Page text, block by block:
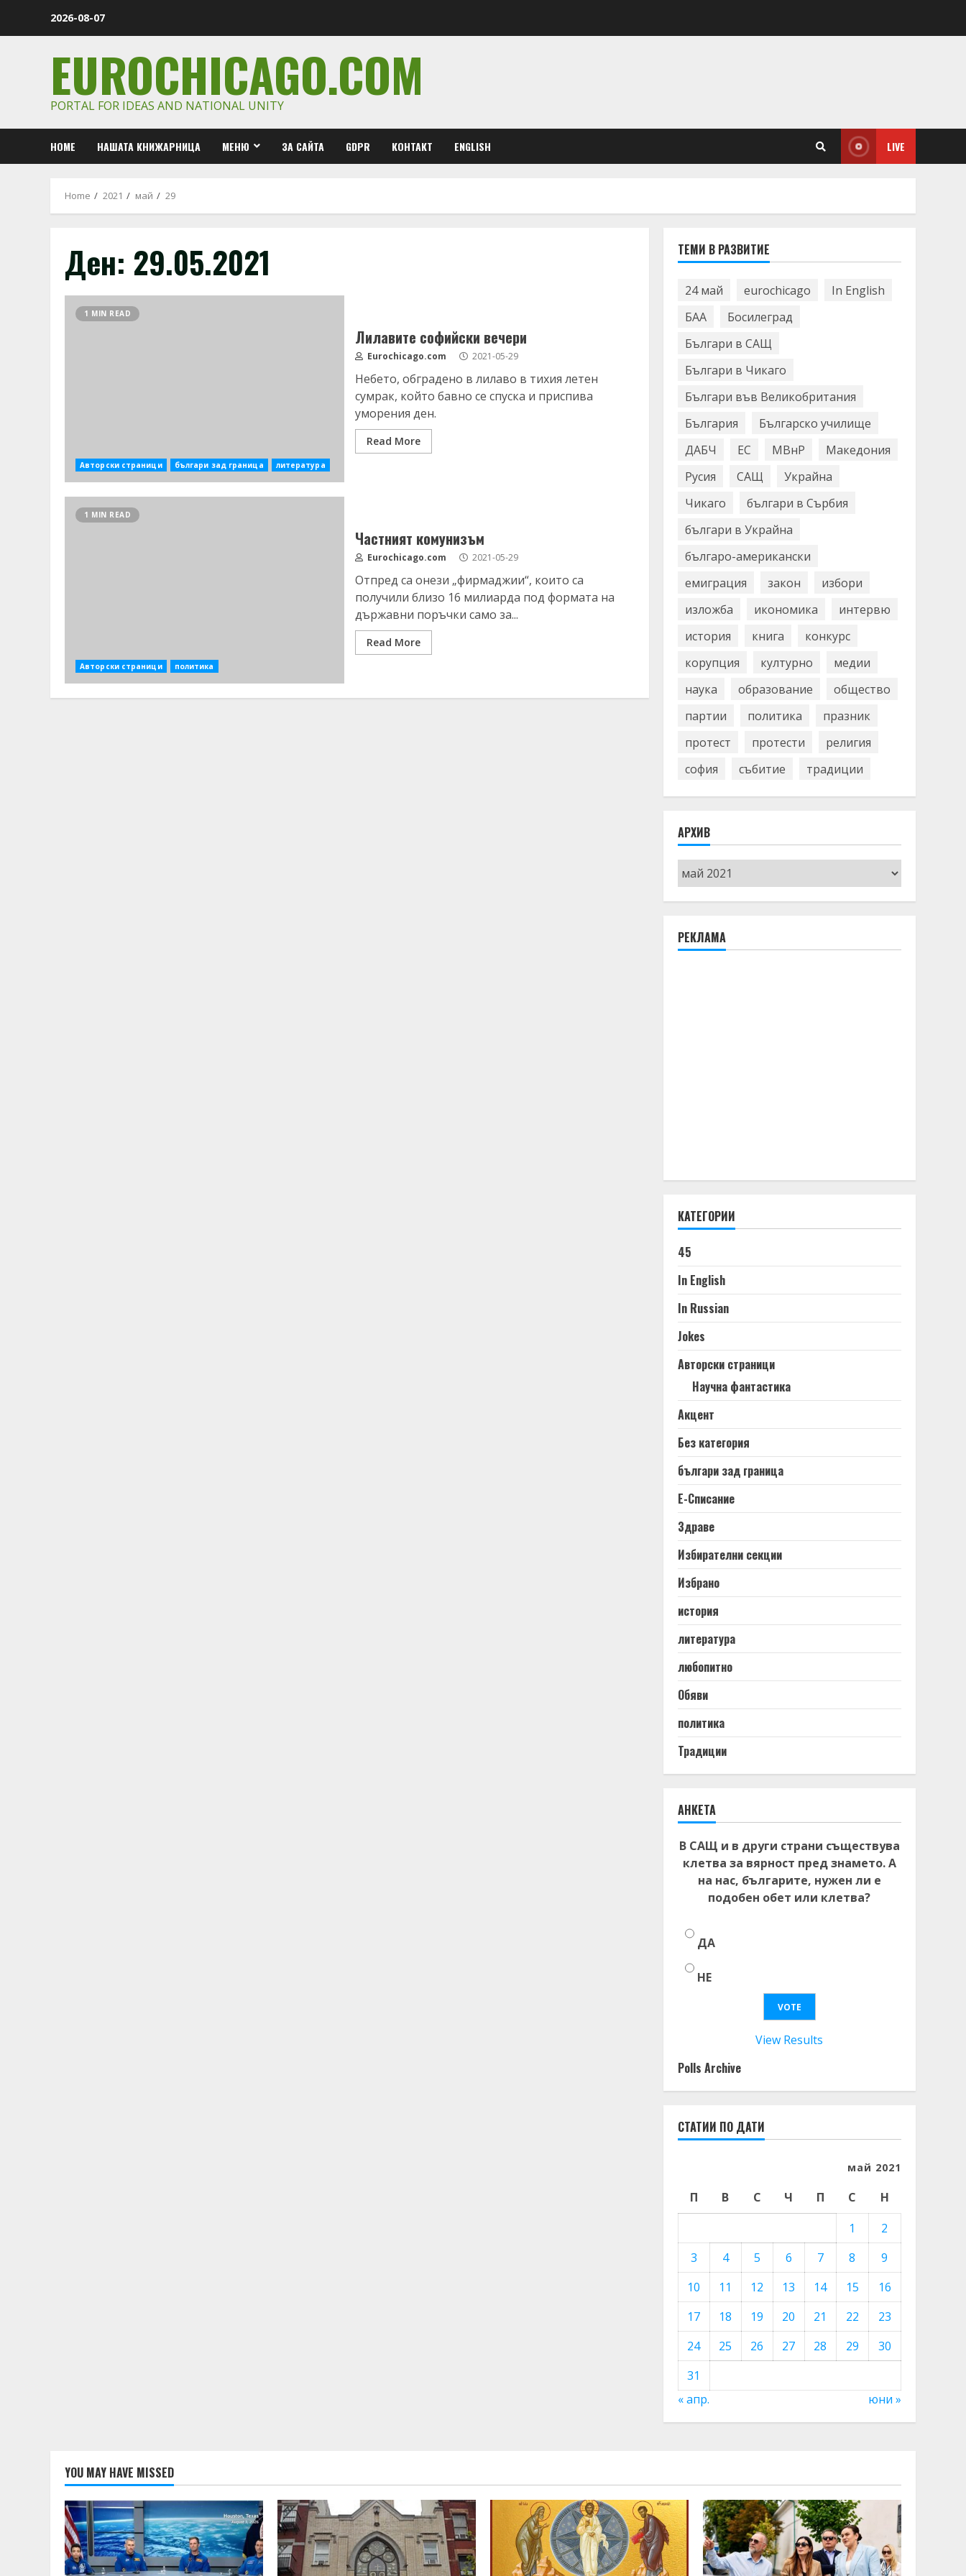
2026-08-07
EUROCHICAGO.COM
PORTAL FOR IDEAS AND NATIONAL UNITY
HOME НАШАТА КНИЖАРНИЦА МЕНЮ ЗА САЙТА GDPR КОНТАКТ ENGLISH LIVE
Home 2021 май 29
Ден: 29.05.2021
1 MIN READ
Авторски страници българи зад граница литература
Лилавите софийски вечери
Eurochicago.com 2021-05-29
Небето, обградено в лилаво в тихия летен
сумрак, който бавно се спуска и приспива
уморения ден.
Read More
1 MIN READ
Авторски страници политика
Частният комунизъм
Eurochicago.com 2021-05-29
Отпред са онези „фирмаджии“, които са
получили близо 16 милиарда под формата на
държавни поръчки само за...
Read More
ТЕМИ В РАЗВИТИЕ
24 май eurochicago
In English
БАА
Босилеград
Българи в САЩ
Българи в Чикаго
Българи във Великобритания
България
Българско училище
ДАБЧ
ЕС МВнР
Македония
Русия
САЩ
Украйна
Чикаго
българи в Сърбия
българи в Украйна
българо-американски
емиграция
закон
избори
изложба
икономика
интервю
история
книга
конкурс
корупция
културно
медии
наука
образование
общество
партии
политика
празник
протест
протести
религия
софия
събитие традиции
АРХИВ
Архив
РЕКЛАМА
КАТЕГОРИИ
45
In English
In Russian
Jokes
Авторски страници
Научна фантастика
Акцент
Без категория
българи зад граница
Е-Списание
Здраве
Избирателни секции
Избрано
история
литература
любопитно
Обяви
политика
Традиции
АНКЕТА
В САЩ и в други страни съществува
клетва за вярност пред знамето. А
на нас, българите, нужен ли е
подобен обет или клетва?
ДА
НЕ
View Results
Polls Archive
СТАТИИ ПО ДАТИ
май 2021
П В С Ч П С
Н
1
2
3
4 5 6 7 8
9
10
11 12 13 14 15
16
17
18 19 20 21 22
23
24
25 26 27 28 29
30
31
« апр.
юни »
YOU MAY HAVE MISSED